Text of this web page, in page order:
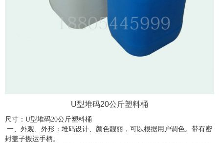
U型堆码20公斤塑料桶
尺寸：U型堆码20公斤塑料桶
一、外观、外形：堆码设计、颜色靓丽，可以根据用户调色。带有密
封盖子搬运手柄。